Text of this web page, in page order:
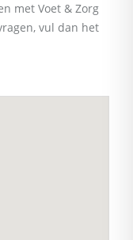
met Voet & Zorg
vul dan het